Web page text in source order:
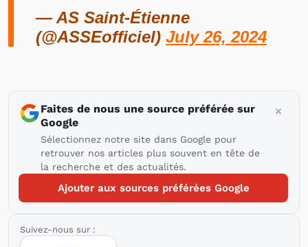
— AS Saint-Étienne
(@ASSEofficiel) July 26, 2024
Faites de nous une source préférée sur
Google
Sélectionnez notre site dans Google pour
retrouver nos articles plus souvent en tête de
la recherche et des actualités.
Ajouter aux sources préférées Google
Suivez-nous sur :